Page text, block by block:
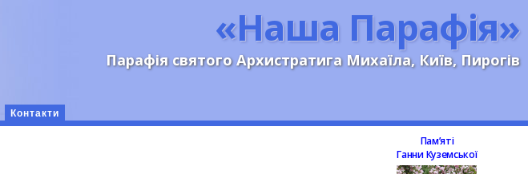
«Наша Парафія»
Парафія святого Архистратига Михаїла, Київ, Пирогів
Контакти
Памʼяті
Ганни Куземської